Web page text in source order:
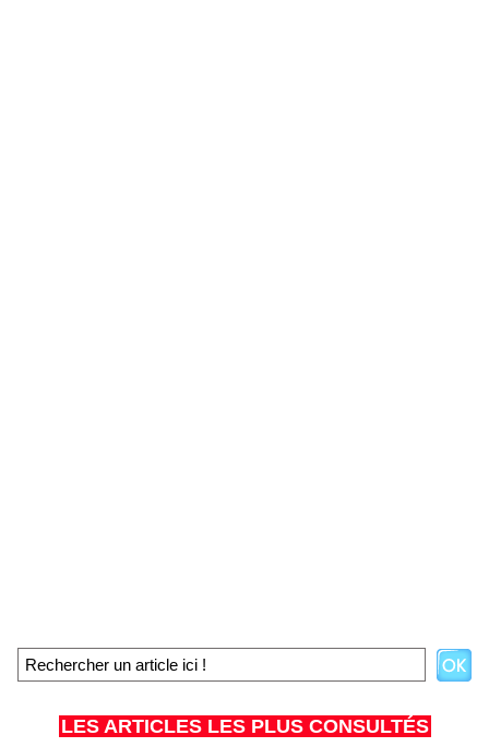
LES ARTICLES LES PLUS CONSULTÉS